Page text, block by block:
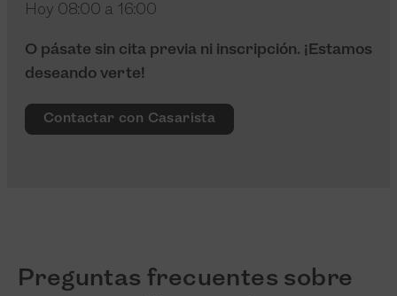
Hoy 08:00 a 16:00
O pásate sin cita previa ni inscripción. ¡Estamos
deseando verte!
Contactar con Casarista
Preguntas frecuentes sobre